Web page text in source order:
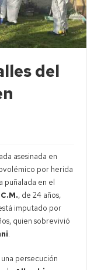
del
asesinada en
por herida
puñalada en el
, de 24 años,
imputado por
quien sobrevivió
.
persecución